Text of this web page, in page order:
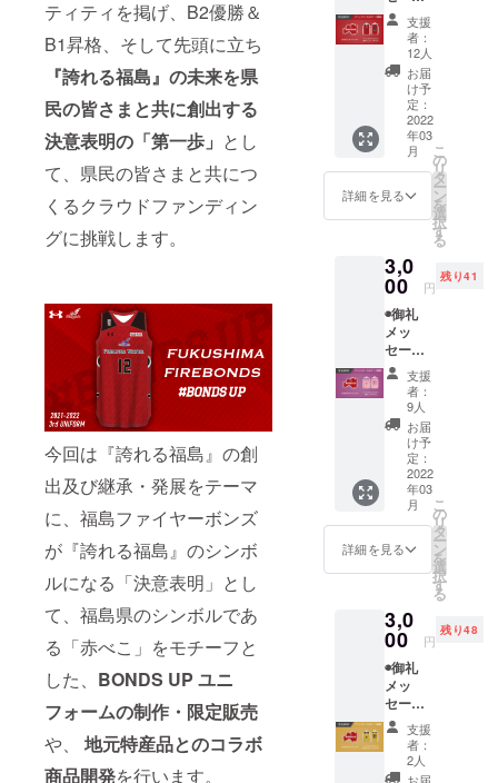
ティティを掲げ、B2優勝＆
B1昇格、そして先頭に立ち
『誇れる福島』の未来を県
民の皆さまと共に創出する
決意表明の「第一歩」 とし
て、県民の皆さまと共につ
くるクラウドファンディン
グに挑戦します。
今回は『誇れる福島』の創
出及び継承・発展をテーマ
に、福島ファイヤーボンズ
が『誇れる福島』のシンボ
ルになる「決意表明」とし
て、福島県のシンボルであ
る「赤べこ」をモチーフと
した、 BONDS UP ユニ
フォームの制作・限定販売
や、
地元特産品とのコラボ
商品開発を行います。
動画
(メール
にて動
画デー
タ送付)
◉福島
ファイ
ヤーボ
ンズ公
式HPに
名前掲
載 ※支
援時に
にご希
望のお
名前を
ご記入
くださ
い
◉BOND
S UP ア
クリル
キーホ
ルダー
1種類
(赤べこ
ユニ
フォー
ム)
支援
者：
12人
お届
け予
定：
2022
年03
月
詳細を見る
こ
の
リ
タ
ー
ン
を
選
択
す
る
3,0
00 円
残り41
◉御礼
メッ
セージ
動画
(メール
にて動
画デー
タ送付)
◉福島
ファイ
ヤーボ
ンズ公
式HPに
名前掲
載 ※支
援時に
にご希
望のお
名前を
ご記入
くださ
い
◉BOND
S UP ア
クリル
キーホ
支援
者：
9人
お届
け予
定：
2022
年03
月
詳細を見る
こ
の
リ
タ
ー
ン
を
選
択
す
る
3,0
00 円
残り48
◉御礼
メッ
セージ
動画
(メール
にて動
画デー
支援
者：
2人
お届